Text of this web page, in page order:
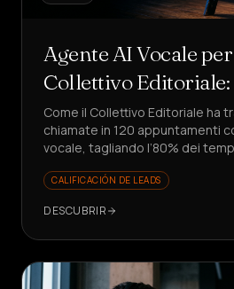
Agente AI Vocale
Collettivo Editoriale:
Come il Collettivo Editoriale ha
chiamate in 120 appuntamenti
vocale, tagliando l’80% dei
CALIFICACIÓN DE LEADS
DESCUBRIR